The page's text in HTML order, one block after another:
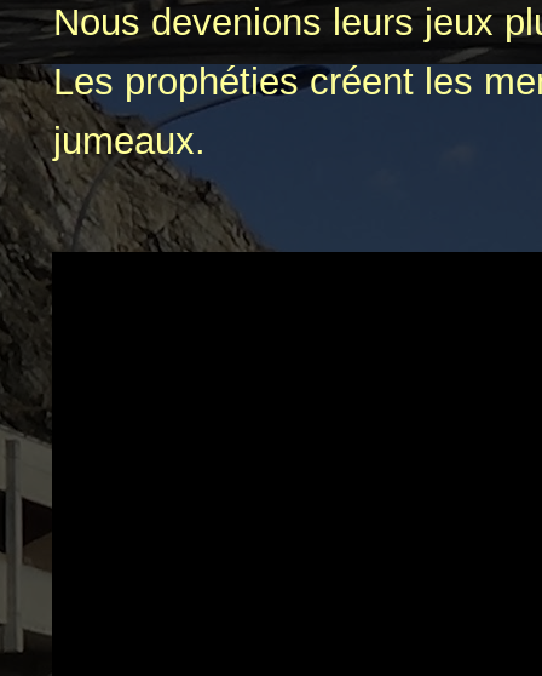
Nous devenions leurs jeux
Les prophéties créent les
jumeaux.